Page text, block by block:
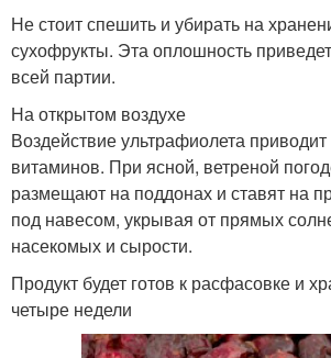
Не стоит спешить и убирать на
сухофрукты. Эта оплошность
всей партии.
На открытом воздухе
Воздействие ультрафиолета
витаминов. При ясной, ветреной
размещают на поддонах и ставят на
под навесом, укрывая от прямых
насекомых и сырости.
Продукт будет готов к расфасовке и
четыре недели